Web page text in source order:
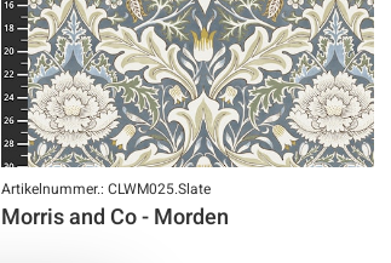
Artikelnummer.: CLWM025.Slate
Morris and Co - Morden